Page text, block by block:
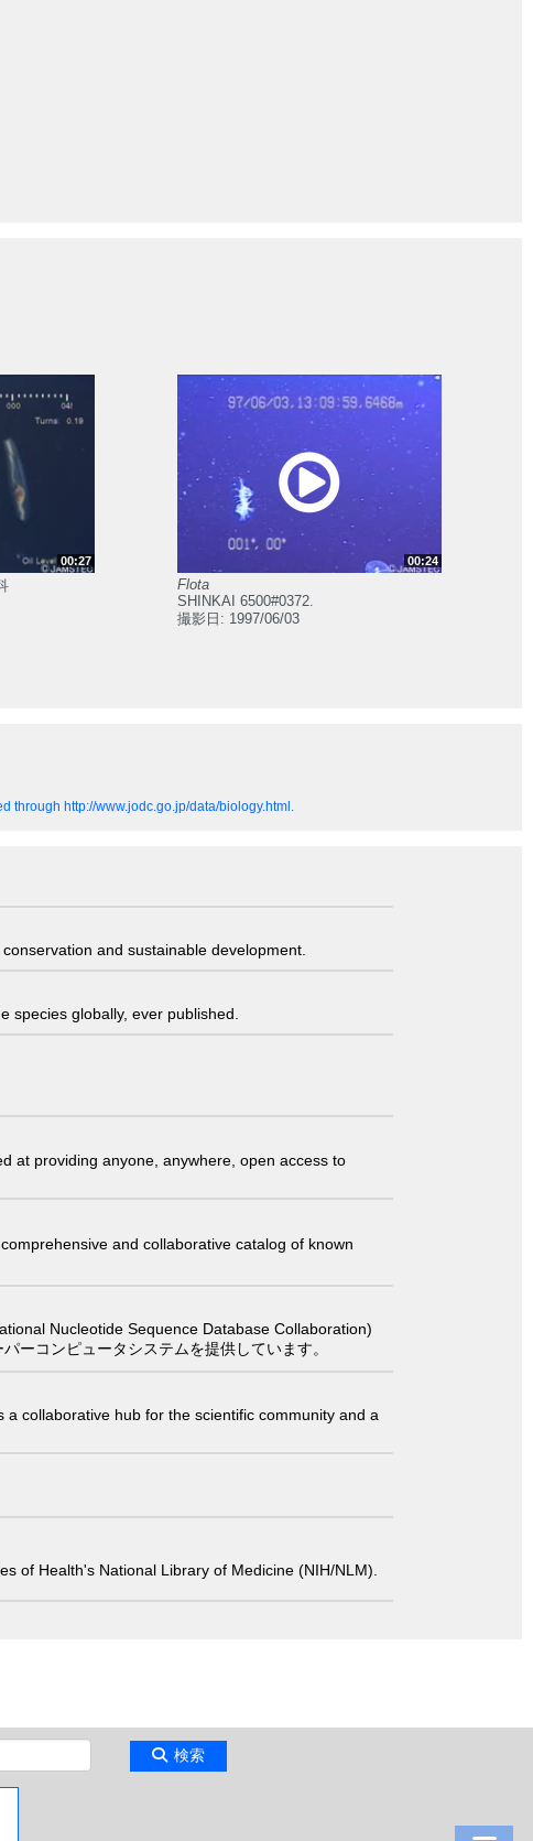
00:27 00:24
Flota
SHINKAI 6500#0372.
撮影日: 1997/06/03
through http://www.jodc.go.jp/data/biology.html.
and sustainable development.
species globally, ever published.
at providing anyone, anywhere, open access to
and collaborative catalog of known
Nucleotide Sequence Database Collaboration)
ーコンピュータシステムを提供しています。
collaborative hub for the scientific community and a
of Health's National Library of Medicine (NIH/NLM).
検索